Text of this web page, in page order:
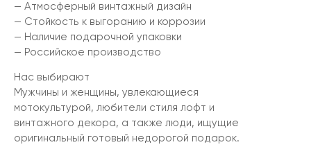
— Атмосферный винтажный дизайн
— Стойкость к выгоранию и коррозии
— Наличие подарочной упаковки
— Российское производство
Нас выбирают
Мужчины и женщины, увлекающиеся
мотокультурой, любители стиля лофт и
винтажного декора, а также люди, ищущие
оригинальный готовый недорогой подарок.